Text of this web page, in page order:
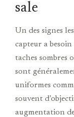
sale
Un des signes
capteur a
taches sombres
sont
uniformes
souvent
augmentation